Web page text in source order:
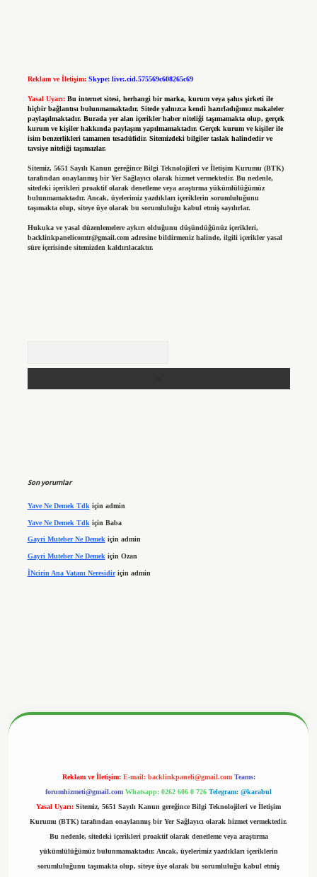
Reklam ve İletişim: Skype: live:.cid.575569c608265c69
Yasal Uyarı: Bu internet sitesi, herhangi bir marka, kurum veya şahıs şirketi ile
hiçbir bağlantısı bulunmamaktadır. Sitede yalnızca kendi hazırladığımız makaleler
paylaşılmaktadır. Burada yer alan içerikler haber niteliği taşımamakta olup, gerçek
kurum ve kişiler hakkında paylaşım yapılmamaktadır. Gerçek kurum ve kişiler ile
isim benzerlikleri tamamen tesadüfidir. Sitemizdeki bilgiler taslak halindedir ve
tavsiye niteliği taşımazlar.
Sitemiz, 5651 Sayılı Kanun gereğince Bilgi Teknolojileri ve İletişim Kurumu (BTK)
tarafından onaylanmış bir Yer Sağlayıcı olarak hizmet vermektedir. Bu nedenle,
sitedeki içerikleri proaktif olarak denetleme veya araştırma yükümlülüğümüz
bulunmamaktadır. Ancak, üyelerimiz yazdıkları içeriklerin sorumluluğunu
taşımakta olup, siteye üye olarak bu sorumluluğu kabul etmiş sayılırlar.
Hukuka ve yasal düzenlemelere aykırı olduğunu düşündüğünüz içerikleri,
backlinkpanelicomtr@gmail.comadresine bildirmeniz halinde, ilgili içerikler yasal
süre içerisinde sitemizden kaldırılacaktır.
Son yorumlar
Yave Ne Demek Tdk için admin
Yave Ne Demek Tdk için Baba
Gayri Muteber Ne Demekiçin admin
Gayri Muteber Ne Demek için Ozan
İNcirin Ana Vatanı Neresidiriçin admin
Reklam ve İletişim: E-mail: backlinkpaneli@gmail.com Teams:
forumhizmeti@gmail.com Whatsapp: 0262 606 0 726 Telegram: @karabul
Yasal Uyarı: Sitemiz, 5651 Sayılı Kanun gereğince Bilgi Teknolojileri ve İletişim
Kurumu (BTK) tarafından onaylanmış bir Yer Sağlayıcı olarak hizmet vermektedir.
Bu nedenle, sitedeki içerikleri proaktif olarak denetleme veya araştırma
yükümlülüğümüz bulunmamaktadır. Ancak, üyelerimiz yazdıkları içeriklerin
sorumluluğunu taşımakta olup, siteye üye olarak bu sorumluluğu kabul etmiş